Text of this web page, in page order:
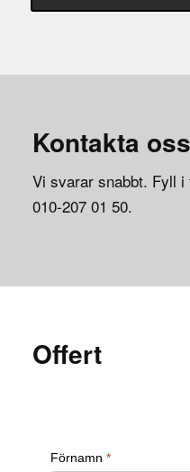
Kontakta
Vi svarar snabbt. Fyll
010-207 01 50.
Offert